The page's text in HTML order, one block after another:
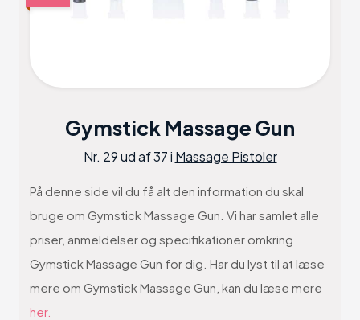
Gymstick Massage Gun
Nr. 29 ud af 37 i Massage Pistoler
På denne side vil du få alt den information du skal
bruge om Gymstick Massage Gun. Vi har samlet alle
priser, anmeldelser og specifikationer omkring
Gymstick Massage Gun for dig. Har du lyst til at læse
mere om Gymstick Massage Gun, kan du læse mere
her.